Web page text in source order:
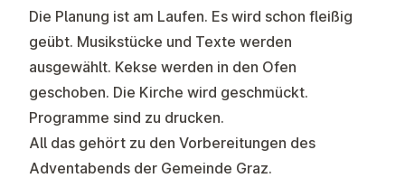
Die Planung ist am Laufen. Es wird schon fleißig
geübt. Musikstücke und Texte werden
ausgewählt. Kekse werden in den Ofen
geschoben. Die Kirche wird geschmückt.
Programme sind zu drucken.
All das gehört zu den Vorbereitungen des
Adventabends der Gemeinde Graz.